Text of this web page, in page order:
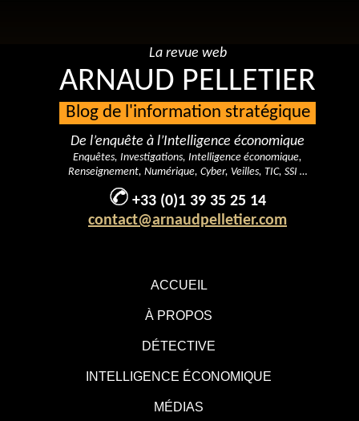
ACCUEIL
À PROPOS
DÉTECTIVE
INTELLIGENCE ÉCONOMIQUE
MÉDIAS
La revue web
ARNAUD PELLETIER
Blog de l'information stratégique
De l’enquête à l’Intelligence économique
Enquêtes, Investigations, Intelligence économique,
Renseignement, Numérique, Cyber, Veilles, TIC, SSI …
+33 (0)1 39 35 25 14
contact@arnaudpelletier.com